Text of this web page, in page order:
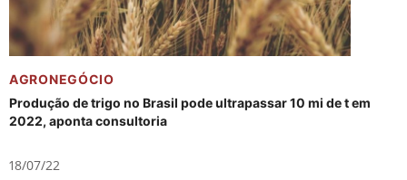
AGRONEGÓCIO
Produção de trigo no Brasil pode ultrapassar 10 mi de t em
2022, aponta consultoria
18/07/22